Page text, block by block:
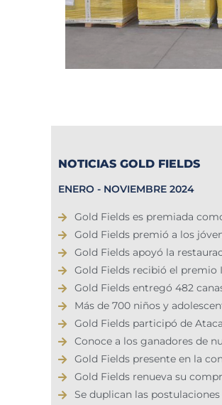
NOTICIAS GOLD FIELDS
ENERO - NOVIEMBRE 2024
Gold Fields es premiada
Gold Fields premió a los
Gold Fields apoyó la
Gold Fields recibió el premio
Gold Fields entregó 482
Más de 700 niños y
Gold Fields participó de
Conoce a los ganadores de
Gold Fields presente en la
Gold Fields renueva su
Se duplican las